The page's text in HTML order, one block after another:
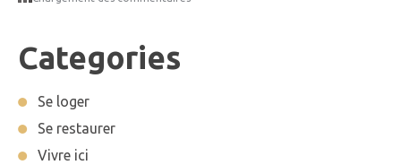
Categories
Se loger
Se restaurer
Vivre ici